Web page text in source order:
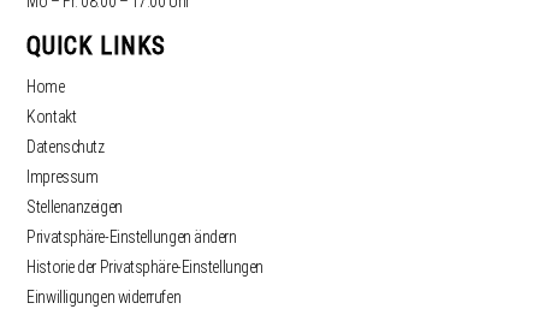
QUICK LINKS
Home
Kontakt
Datenschutz
Impressum
Stellenanzeigen
Privatsphäre-Einstellungen ändern
Historie der Privatsphäre-Einstellungen
Einwilligungen widerrufen